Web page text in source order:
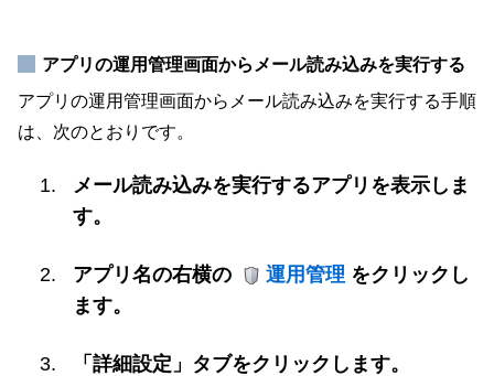
アプリの運用管理画面からメール読み込みを実行する
アプリの運用管理画面からメール読み込みを実行する手順
は、次のとおりです。
メール読み込みを実行するアプリを表示しま
す。
アプリ名の右横の 運用管理 をクリックし
ます。
「詳細設定」タブをクリックします。